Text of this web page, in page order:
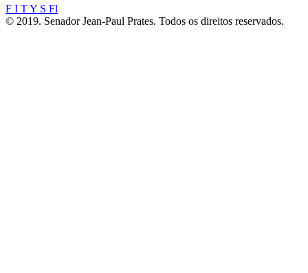
F I TY S Fl
© 2019. Senador Jean-Paul Prates. Todos os direitos reservados.